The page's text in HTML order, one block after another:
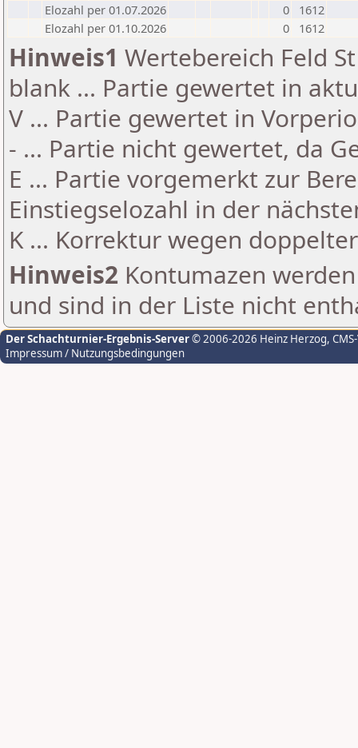
Elozahl per 01.07.2026
0
1612
Elozahl per 01.10.2026
0 1612
Hinweis1 Wertebereich Feld
blank ... Partie gewertet in
V ... Partie gewertet in
- ... Partie nicht gewertet, da
E ... Partie vorgemerkt zur
Einstiegselozahl in der
K ... Korrektur wegen
Hinweis2 Kontumazen
und sind in der Liste nicht
Der Schachturnier-Ergebnis-Server© 2006-2026 Heinz Herzog,
Impressum / Nutzungsbedingungen